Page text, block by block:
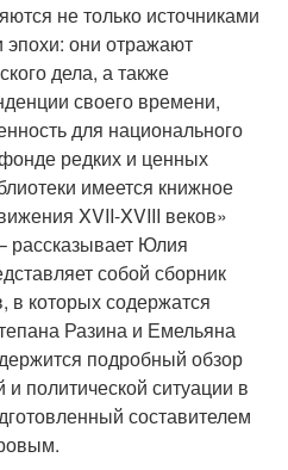
не только источниками
эпохи: они отражают
дела, а также
своего времени,
для национального
редких и ценных
имеется книжное
XVII-XVIII веков»
рассказывает Юлия
собой сборник
в которых содержатся
Разина и Емельяна
подробный обзор
политической ситуации в
составителем